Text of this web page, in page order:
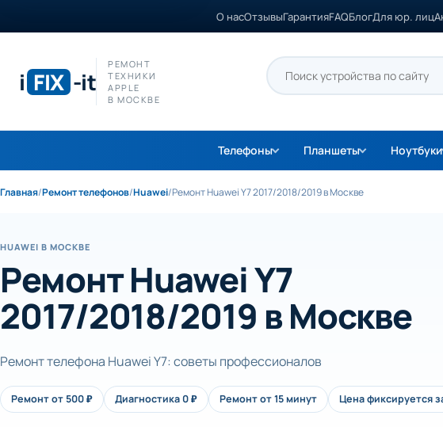
О насОтзывыГарантияFAQБлогДля юр. лиц
i FIX -it
РЕМОНТ
ТЕХНИКИ
APPLE
В МОСКВЕ
Телефоны Планшеты Ноутбуки
Главная/Ремонт телефонов/Huawei/Ремонт Huawei Y7 2017/2018/2019 в Москве
HUAWEI В МОСКВЕ
Ремонт Huawei Y7
2017/2018/2019 в Москве
Ремонт телефона Huawei Y7: советы профессионалов
Ремонт от 500 ₽ Диагностика 0 ₽ Ремонт от 15 минут Цена фиксируется